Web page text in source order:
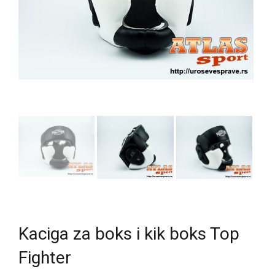
Kaciga za boks i kik boks Top
Fighter